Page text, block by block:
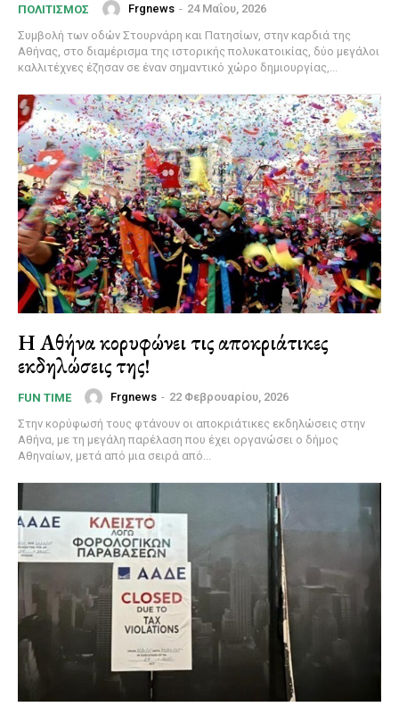
ΠΟΛΙΤΙΣΜΌΣ Frgnews - 24 Μαΐου, 2026
Συμβολή των οδών Στουρνάρη και Πατησίων, στην καρδιά της
Αθήνας, στο διαμέρισμα της ιστορικής πολυκατοικίας, δύο μεγάλοι
καλλιτέχνες έζησαν σε έναν σημαντικό χώρο δημιουργίας,...
Η Αθήνα κορυφώνει τις αποκριάτικες
εκδηλώσεις της!
FUN TIME Frgnews - 22 Φεβρουαρίου, 2026
Στην κορύφωσή τους φτάνουν οι αποκριάτικες εκδηλώσεις στην
Αθήνα, με τη μεγάλη παρέλαση που έχει οργανώσει ο δήμος
Αθηναίων, μετά από μια σειρά από...